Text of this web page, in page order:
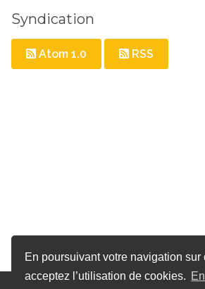
En poursuivant votre navigation sur
acceptez l’utilisation de cookies.
Syndication
Atom 1.0 RSS